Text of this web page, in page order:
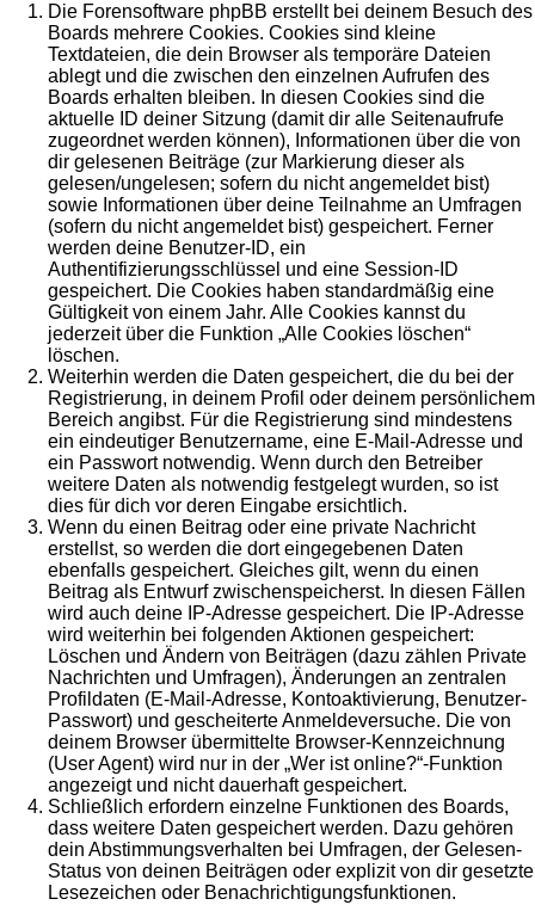
Die Forensoftware phpBB erstellt bei deinem Besuch des
Boards mehrere Cookies. Cookies sind kleine
Textdateien, die dein Browser als temporäre Dateien
ablegt und die zwischen den einzelnen Aufrufen des
Boards erhalten bleiben. In diesen Cookies sind die
aktuelle ID deiner Sitzung (damit dir alle Seitenaufrufe
zugeordnet werden können), Informationen über die von
dir gelesenen Beiträge (zur Markierung dieser als
gelesen/ungelesen; sofern du nicht angemeldet bist)
sowie Informationen über deine Teilnahme an Umfragen
(sofern du nicht angemeldet bist) gespeichert. Ferner
werden deine Benutzer-ID, ein
Authentifizierungsschlüssel und eine Session-ID
gespeichert. Die Cookies haben standardmäßig eine
Gültigkeit von einem Jahr. Alle Cookies kannst du
jederzeit über die Funktion „Alle Cookies löschen“
löschen.
Weiterhin werden die Daten gespeichert, die du bei der
Registrierung, in deinem Profil oder deinem persönlichem
Bereich angibst. Für die Registrierung sind mindestens
ein eindeutiger Benutzername, eine E-Mail-Adresse und
ein Passwort notwendig. Wenn durch den Betreiber
weitere Daten als notwendig festgelegt wurden, so ist
dies für dich vor deren Eingabe ersichtlich.
Wenn du einen Beitrag oder eine private Nachricht
erstellst, so werden die dort eingegebenen Daten
ebenfalls gespeichert. Gleiches gilt, wenn du einen
Beitrag als Entwurf zwischenspeicherst. In diesen Fällen
wird auch deine IP-Adresse gespeichert. Die IP-Adresse
wird weiterhin bei folgenden Aktionen gespeichert:
Löschen und Ändern von Beiträgen (dazu zählen Private
Nachrichten und Umfragen), Änderungen an zentralen
Profildaten (E-Mail-Adresse, Kontoaktivierung, Benutzer-
Passwort) und gescheiterte Anmeldeversuche. Die von
deinem Browser übermittelte Browser-Kennzeichnung
(User Agent) wird nur in der „Wer ist online?“-Funktion
angezeigt und nicht dauerhaft gespeichert.
Schließlich erfordern einzelne Funktionen des Boards,
dass weitere Daten gespeichert werden. Dazu gehören
dein Abstimmungsverhalten bei Umfragen, der Gelesen-
Status von deinen Beiträgen oder explizit von dir gesetzte
Lesezeichen oder Benachrichtigungsfunktionen.